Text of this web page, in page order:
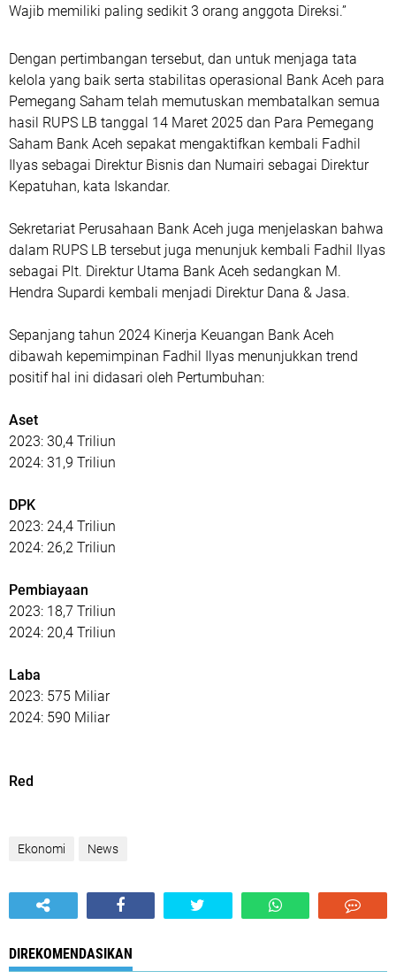
Wajib memiliki paling sedikit 3 orang anggota Direksi.”
Dengan pertimbangan tersebut, dan untuk menjaga tata
kelola yang baik serta stabilitas operasional Bank Aceh para
Pemegang Saham telah memutuskan membatalkan semua
hasil RUPS LB tanggal 14 Maret 2025 dan Para Pemegang
Saham Bank Aceh sepakat mengaktifkan kembali Fadhil
Ilyas sebagai Direktur Bisnis dan Numairi sebagai Direktur
Kepatuhan, kata Iskandar.
Sekretariat Perusahaan Bank Aceh juga menjelaskan bahwa
dalam RUPS LB tersebut juga menunjuk kembali Fadhil Ilyas
sebagai Plt. Direktur Utama Bank Aceh sedangkan M.
Hendra Supardi kembali menjadi Direktur Dana & Jasa.
Sepanjang tahun 2024 Kinerja Keuangan Bank Aceh
dibawah kepemimpinan Fadhil Ilyas menunjukkan trend
positif hal ini didasari oleh Pertumbuhan:
Aset
2023: 30,4 Triliun
2024: 31,9 Triliun
DPK
2023: 24,4 Triliun
2024: 26,2 Triliun
Pembiayaan
2023: 18,7 Triliun
2024: 20,4 Triliun
Laba
2023: 575 Miliar
2024: 590 Miliar
Red
Ekonomi News
DIREKOMENDASIKAN